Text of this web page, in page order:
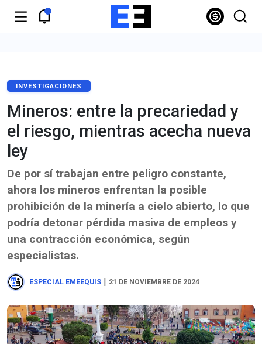
INVESTIGACIONES
Mineros: entre la precariedad y
el riesgo, mientras acecha nueva
ley
De por sí trabajan entre peligro constante,
ahora los mineros enfrentan la posible
prohibición de la minería a cielo abierto, lo que
podría detonar pérdida masiva de empleos y
una contracción económica, según
especialistas.
ESPECIAL EMEEQUIS | 21 DE NOVIEMBRE DE 2024